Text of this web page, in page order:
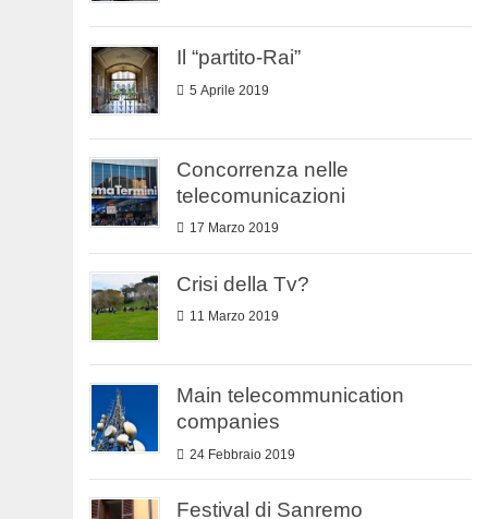
Il “partito-Rai”
5 Aprile 2019
Concorrenza nelle
telecomunicazioni
17 Marzo 2019
Crisi della Tv?
11 Marzo 2019
Main telecommunication
companies
24 Febbraio 2019
Festival di Sanremo